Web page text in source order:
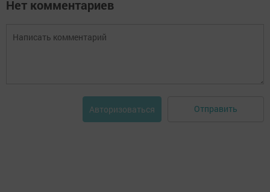
Нет комментариев
Авторизоваться Отправить